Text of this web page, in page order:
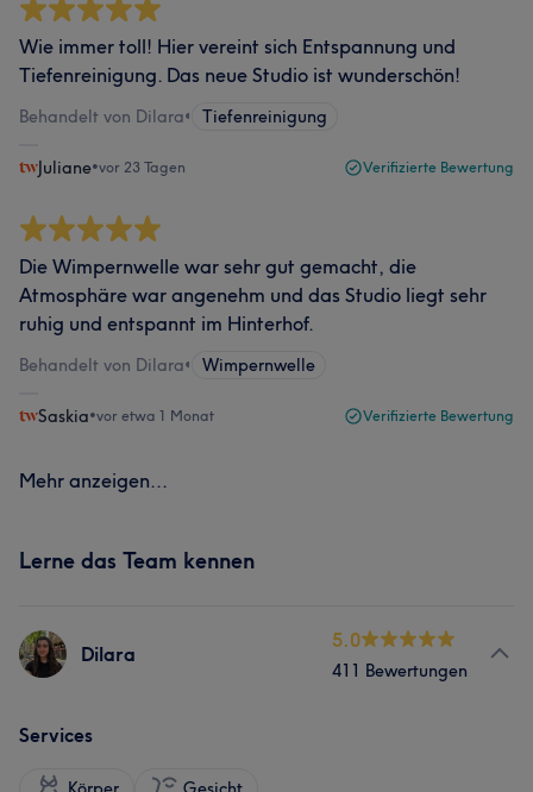
Wie immer toll! Hier vereint sich Entspannung und
Tiefenreinigung. Das neue Studio ist wunderschön!
Behandelt von Dilara• Tiefenreinigung
Juliane•vor 23 Tagen Verifizierte Bewertung
Die Wimpernwelle war sehr gut gemacht, die
Atmosphäre war angenehm und das Studio liegt sehr
ruhig und entspannt im Hinterhof.
Behandelt von Dilara• Wimpernwelle
Saskia•vor etwa 1 Monat Verifizierte Bewertung
Mehr anzeigen...
Lerne das Team kennen
Dilara
5.0
411 Bewertungen
Services